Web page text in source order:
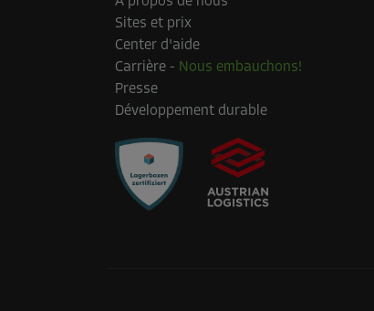
Sites et prix
Center d'aide
Carrière - Nous embauchons!
Presse
Développement durable